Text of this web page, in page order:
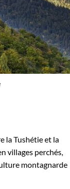
la Tushétie et la
villages perchés,
montagnarde